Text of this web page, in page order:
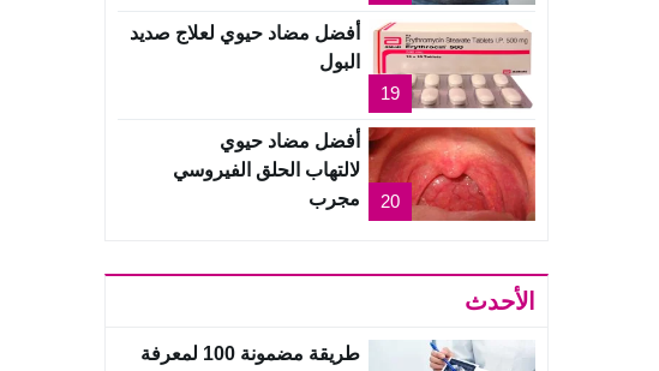
19
أفضل مضاد حيوي لعلاج صديد
البول
20
أفضل مضاد حيوي
لالتهاب الحلق الفيروسي
مجرب
الأحدث
طريقة مضمونة 100 لمعرفة